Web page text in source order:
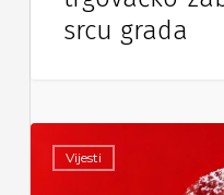
srcu grada
Vijesti